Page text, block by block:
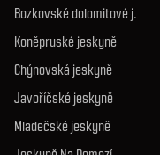
Bozkovské dolomitové j.
Koněpruské jeskyně
Chýnovská jeskyně
Javoříčské jeskyně
Mladečské jeskyně